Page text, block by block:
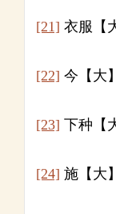
[21] 衣服【
[22] 今【大
[23] 下种【
[24] 施【大